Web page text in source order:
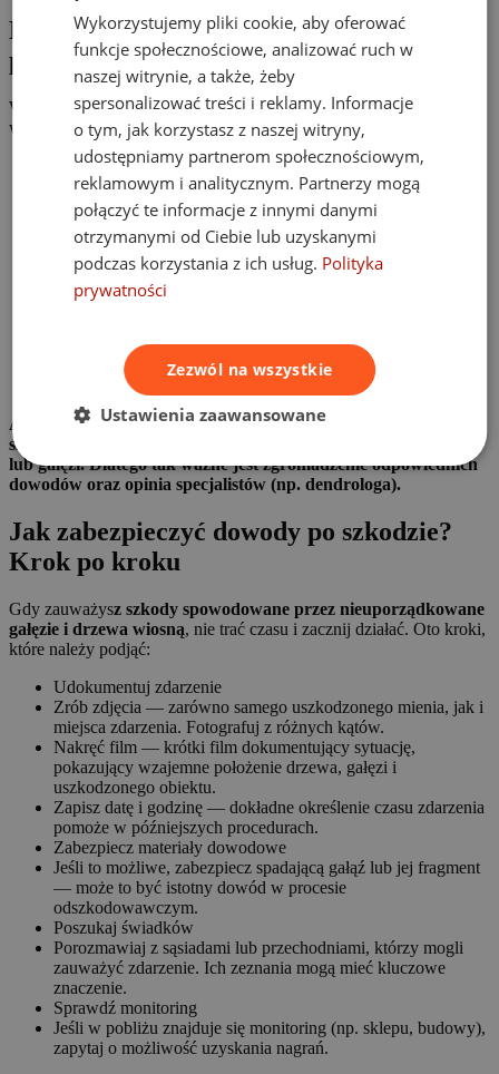
Kto odpowiada za szkody spowodowane
przez drzewa i gałęzie?
W sytuacji, gdy na Twoje auto spadnie gałąź lub gdy drzewa
wyrządzą szkody na posesji, odpowiedzialność może ponosić:
Właściciel lub zarządca terenu — osoby odpowiedzialne za
utrzymanie drzew i zieleni mają obowiązek zapewnić, że
roślinność nie stanowi zagrożenia. Jeśli zaniedbają
konserwację, mogą ponieść odpowiedzialność cywilną.
Gmina lub podmioty publiczne — w przypadku drzew
rosnących na terenach publicznych odpowiedzialność
spoczywa na władzach lokalnych, które powinny regularnie
kontrolować stan drzewostanu.
prywatnym, to właściciel ma obowiązek dbać o jego stan.
Brak właściwych działań konserwacyjnych może skutkować
roszczeniami odszkodowawczymi.
Aby skutecznie dochodzić swoich praw, musisz udowodnić, że
szkoda wynikała z zaniedbania obowiązku pielęgnacji drzew
lub gałęzi. Dlatego tak ważne jest zgromadzenie odpowiednich
dowodów oraz opinia specjalistów (np. dendrologa).
Jak zabezpieczyć dowody po szkodzie?
Krok po kroku
Gdy zauważysz szkody spowodowane przez nieuporządkowane
gałęzie i drzewa wiosną, nie trać czasu i zacznij działać. Oto kroki,
które należy podjąć:
Udokumentuj zdarzenie
Zrób zdjęcia — zarówno samego uszkodzonego mienia, jak i
miejsca zdarzenia. Fotografuj z różnych kątów.
Nakręć film — krótki film dokumentujący sytuację,
pokazujący wzajemne położenie drzewa, gałęzi i
uszkodzonego obiektu.
Zapisz datę i godzinę — dokładne określenie czasu zdarzenia
pomoże w późniejszych procedurach.
Zabezpiecz materiały dowodowe
Jeśli to możliwe, zabezpiecz spadającą gałąź lub jej fragment
— może to być istotny dowód w procesie
odszkodowawczym.
Poszukaj świadków
Porozmawiaj z sąsiadami lub przechodniami, którzy mogli
zauważyć zdarzenie. Ich zeznania mogą mieć kluczowe
znaczenie.
Sprawdź monitoring
Jeśli w pobliżu znajduje się monitoring (np. sklepu, budowy),
zapytaj o możliwość uzyskania nagrań.
Wykorzystujemy pliki cookie, aby oferować
funkcje społecznościowe, analizować ruch w
naszej witrynie, a także, żeby
spersonalizować treści i reklamy. Informacje
o tym, jak korzystasz z naszej witryny,
udostępniamy partnerom społecznościowym,
reklamowym i analitycznym. Partnerzy mogą
połączyć te informacje z innymi danymi
otrzymanymi od Ciebie lub uzyskanymi
podczas korzystania z ich usług. Polityka
prywatności
Zezwól na wszystkie
Ustawienia zaawansowane